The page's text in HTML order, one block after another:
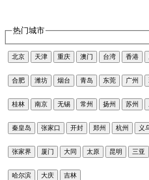
热门城市
北京 天津 重庆 澳门 台湾 香港
合肥 潍坊 烟台 青岛 东莞 广州
桂林 南京 无锡 常州 扬州 苏州
秦皇岛 张家口 开封 郑州 杭州 义
张家界 厦门 大同 太原 昆明 三亚
哈尔滨 大庆 吉林